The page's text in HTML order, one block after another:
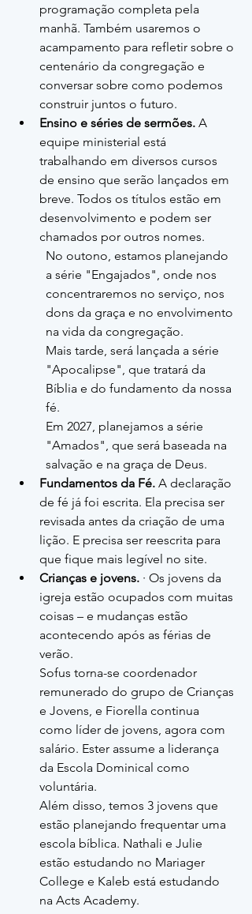
programação completa pela
manhã. Também usaremos o
acampamento para refletir sobre o
centenário da congregação e
conversar sobre como podemos
construir juntos o futuro.
Ensino e séries de sermões. A
equipe ministerial está
trabalhando em diversos cursos
de ensino que serão lançados em
breve. Todos os títulos estão em
desenvolvimento e podem ser
chamados por outros nomes.
No outono, estamos planejando
a série "Engajados", onde nos
concentraremos no serviço, nos
dons da graça e no envolvimento
na vida da congregação.
Mais tarde, será lançada a série
"Apocalipse", que tratará da
Bíblia e do fundamento da nossa
fé.
Em 2027, planejamos a série
"Amados", que será baseada na
salvação e na graça de Deus.
Fundamentos da Fé. A declaração
de fé já foi escrita. Ela precisa ser
revisada antes da criação de uma
lição. E precisa ser reescrita para
que fique mais legível no site.
Crianças e jovens. · Os jovens da
igreja estão ocupados com muitas
coisas – e mudanças estão
acontecendo após as férias de
verão.
Sofus torna-se coordenador
remunerado do grupo de Crianças
e Jovens, e Fiorella continua
como líder de jovens, agora com
salário. Ester assume a liderança
da Escola Dominical como
voluntária.
Além disso, temos 3 jovens que
estão planejando frequentar uma
escola bíblica. Nathali e Julie
estão estudando no Mariager
College e Kaleb está estudando
na Acts Academy.